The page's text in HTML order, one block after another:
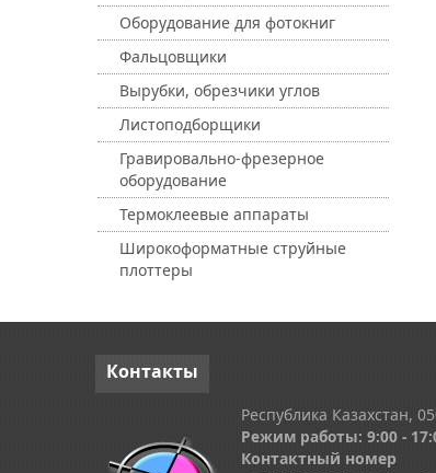
Оборудование для фотокниг
Фальцовщики
Вырубки, обрезчики углов
Листоподборщики
Гравировально-фрезерное
оборудование
Термоклеевые аппараты
Широкоформатные струйные
плоттеры
Контакты
Республика Казахстан,
Режим работы: 9:00 -
Контактный номер